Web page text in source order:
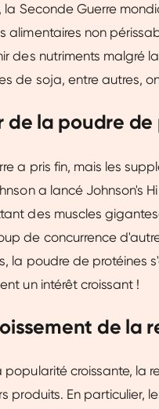
la Seconde Guerre
alimentaires non
des nutriments malgré
de soja, entre autres,
de la poudre
a pris fin, mais les
a lancé Johnson's
des muscles
de concurrence
la poudre de protéines
un intérêt croissant !
de la
popularité croissante, la
produits. En particulier,